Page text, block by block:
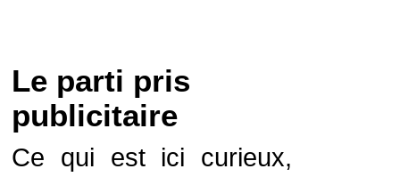
Le parti pris
publicitaire
Ce qui est ici curieux,